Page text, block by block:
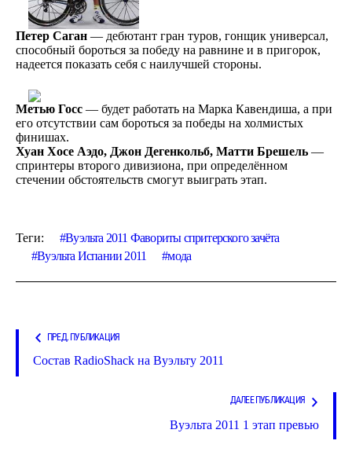
Петер Саган — дебютант гран туров, гонщик универсал,
способный бороться за победу на равнине и в пригорок,
надеется показать себя с наилучшей стороны.
Метью Госс — будет работать на Марка Кавендиша, а при
его отсутствии сам бороться за победы на холмистых
финишах.
Хуан Хосе Аэдо, Джон Дегенкольб, Матти Брешель —
спринтеры второго дивизиона, при определённом
стечении обстоятельств смогут выиграть этап.
Теги:
Вуэльта 2011 Фавориты спритерского зачёта
Вуэльта Испании 2011
мода
ПРЕД. ПУБЛИКАЦИЯ
Состав RadioShack на Вуэльту 2011
ДАЛЕЕ ПУБЛИКАЦИЯ
Вуэльта 2011 1 этап превью